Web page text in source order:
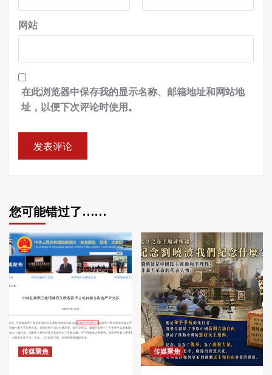
网站
在此浏览器中保存我的显示名称、邮箱地址和网站地
址，以便下次评论时使用。
您可能错过了……
传媒聚焦 传媒聚焦